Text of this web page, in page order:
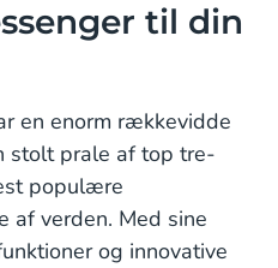
til din
en enorm rækkevidde
stolt prale af top tre-
populære
af verden. Med sine
og innovative